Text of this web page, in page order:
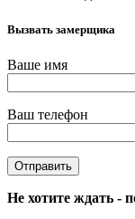
Вызвать замерщика
Ваше имя
Ваш телефон
Не хотите ждать -